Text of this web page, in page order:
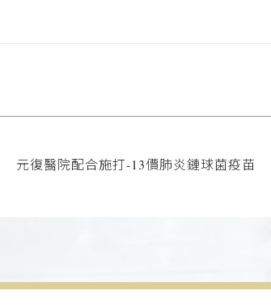
元復醫院配合施打-13價肺炎鏈球菌疫苗